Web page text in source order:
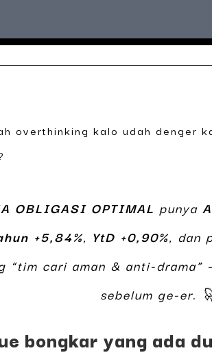
overthinking kalo udah denger
OBLIGASI OPTIMAL punya
+5,84%, YtD +0,90%, dan
“tim cari aman & anti-
sebelum ge-er.
bongkar yang ada